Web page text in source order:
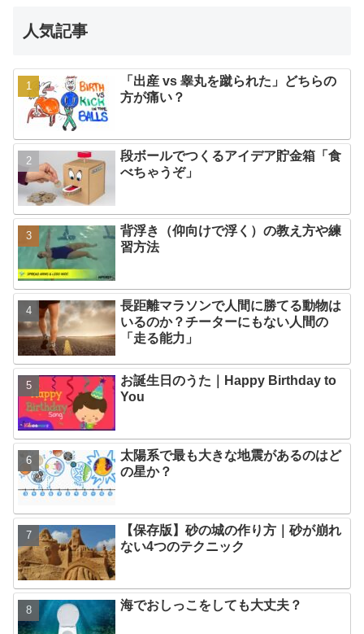
人気記事
「出産 vs 睾丸を蹴られた」どちらの
方が痛い？
段ボールでつくるアイデア貯金箱「食
べちゃうぞ」
背浮き（仰向けで浮く）の教え方や練
習方法
長距離マラソンで人間に勝てる動物は
いるのか？チーターにもない人間の
「走る能力」
お誕生日のうた｜Happy Birthday to
You
太陽系で最も大きな地震があるのはど
の星か？
【保存版】砂の城の作り方｜砂が崩れ
ない4つのテクニック
海でおしっこをしても大丈夫？